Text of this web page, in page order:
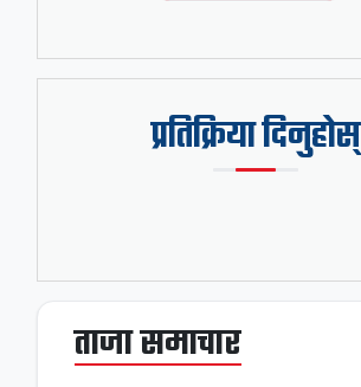
प्रतिक्रिया दिनुहोस्
ताजा समाचार